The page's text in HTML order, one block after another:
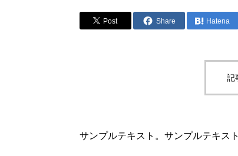
Post Share Hatena
記
サンプルテキスト。サンプルテキスト